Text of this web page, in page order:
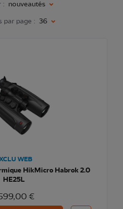
: nouveautés
par page : 36
WEB
HikMicro Habrok 2.0
HE25L
€